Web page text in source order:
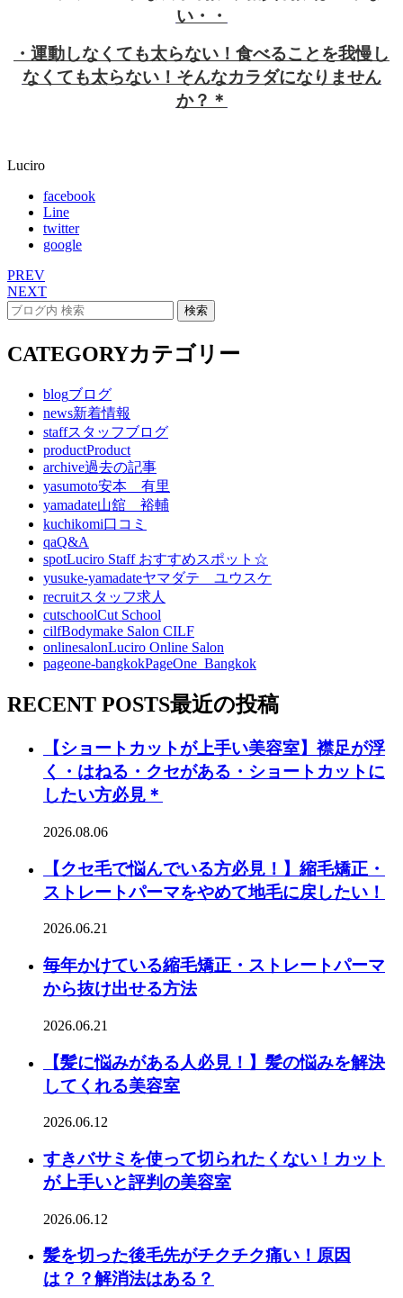
い・・
・運動しなくても太らない！食べることを我慢し
なくても太らない！そんなカラダになりません
か？＊
Luciro
facebook
Line
twitter
google
PREV
NEXT
CATEGORYカテゴリー
blogブログ
news新着情報
staffスタッフブログ
productProduct
archive過去の記事
yasumoto安本 有里
yamadate山舘 裕輔
kuchikomi口コミ
qaQ&A
spotLuciro Staff おすすめスポット☆
yusuke-yamadateヤマダテ ユウスケ
recruitスタッフ求人
cutschoolCut School
cilfBodymake Salon CILF
onlinesalonLuciro Online Salon
pageone-bangkokPageOne_Bangkok
RECENT POSTS最近の投稿
【ショートカットが上手い美容室】襟足が浮
く・はねる・クセがある・ショートカットに
したい方必見＊
2026.08.06
【クセ毛で悩んでいる方必見！】縮毛矯正・
ストレートパーマをやめて地毛に戻したい！
2026.06.21
毎年かけている縮毛矯正・ストレートパーマ
から抜け出せる方法
2026.06.21
【髪に悩みがある人必見！】髪の悩みを解決
してくれる美容室
2026.06.12
すきバサミを使って切られたくない！カット
が上手いと評判の美容室
2026.06.12
髪を切った後毛先がチクチク痛い！原因
は？？解消法はある？